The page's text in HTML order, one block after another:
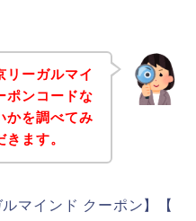
リーガルマイ
ポンコードな
かを調べてみ
ます。
マインド クーポン】【